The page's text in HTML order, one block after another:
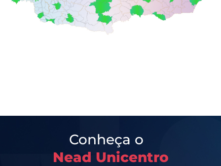
Conheça o
Nead Unicentro